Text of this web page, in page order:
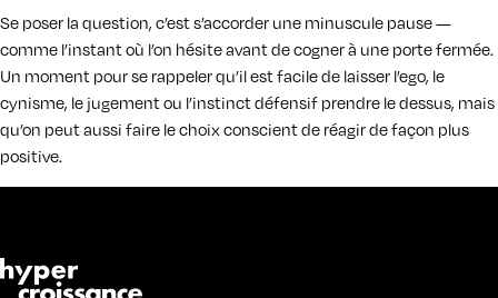
Se poser la question, c’est s’accorder une minuscule pause —
comme l’instant où l’on hésite avant de cogner à une porte fermée.
Un moment pour se rappeler qu’il est facile de laisser l’ego, le
cynisme, le jugement ou l’instinct défensif prendre le dessus, mais
qu’on peut aussi faire le choix conscient de réagir de façon plus
positive.